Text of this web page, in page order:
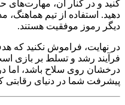
کنید و در کنار آن، مهارت‌های
دهید. استفاده از تیم هماهنگ،
دیگر رموز موفقیت هستند.
در نهایت، فراموش نکنید که
فرآیند رشد و تسلط بر بازی
درخشان روی سلاح باشد، اما
پیشرفت شما در دنیای رقابتی